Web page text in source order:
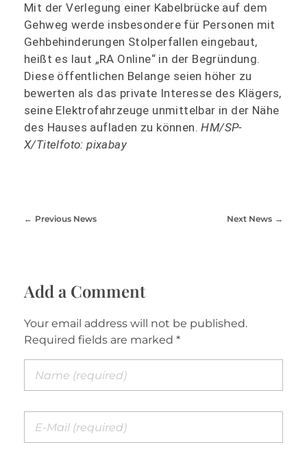
Mit der Verlegung einer Kabelbrücke auf dem
Gehweg werde insbesondere für Personen mit
Gehbehinderungen Stolperfallen eingebaut,
heißt es laut „RA Online“ in der Begründung.
Diese öffentlichen Belange seien höher zu
bewerten als das private Interesse des Klägers,
seine Elektrofahrzeuge unmittelbar in der Nähe
des Hauses aufladen zu können.HM/SP-
X/Titelfoto: pixabay
Previous News Next News
Add a Comment
Your email address will not be published.
Required fields are marked *